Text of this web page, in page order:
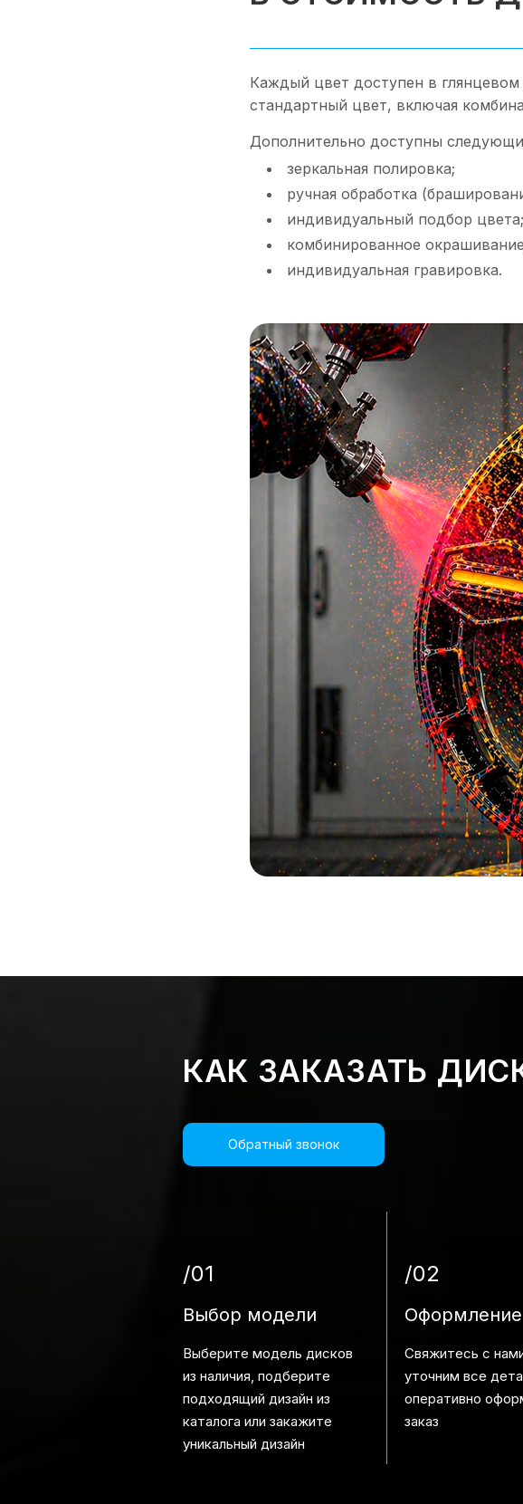
Каждый цвет доступен в
стандартный цвет, включая
Дополнительно доступны
зеркальная полировка;
ручная обработка
индивидуальный подбор цвета;
комбинированное
индивидуальная гравировка.
КАК ЗАКАЗАТЬ
Обратный звонок
/01
Выбор модели
Выберите модель дисков
из наличия, подберите
подходящий дизайн из
каталога или закажите
уникальный дизайн
/02
Оформление
Свяжитесь с
уточним все
оперативно
заказ